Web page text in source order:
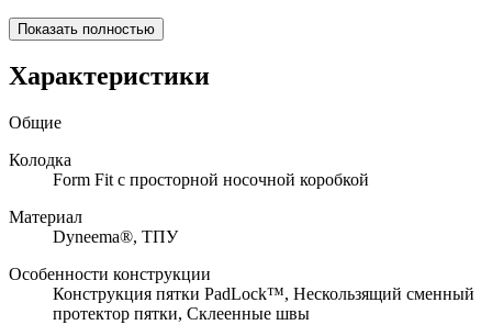
Показать полностью
Характеристики
Общие
Колодка
Form Fit с просторной носочной коробкой
Материал
Dyneema®, ТПУ
Особенности конструкции
Конструкция пятки PadLock™, Нескользящий сменный
протектор пятки, Склеенные швы